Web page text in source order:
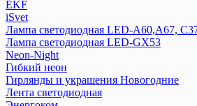
EKF
iSvet
Лампа светодиодная LED-A60,A67,
Лампа светодиодная LED-GX53
Neon-Night
Гибкий неон
Гирлянды и украшения Новогодние
Лента светодиодная